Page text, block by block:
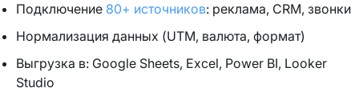
Подключение 80+ источников: реклама, CRM, звонки
Нормализация данных (UTM, валюта, формат)
Выгрузка в: Google Sheets, Excel, Power BI, Looker
Studio